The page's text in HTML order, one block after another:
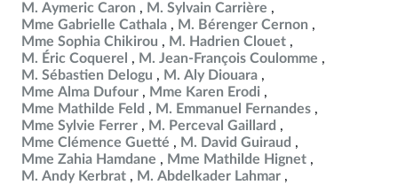
M. Aymeric Caron
M. Sylvain Carrière
Mme Gabrielle Cathala
M. Bérenger Cernon
Mme Sophia Chikirou
M. Hadrien Clouet
M. Éric Coquerel
M. Jean-François Coulomme
M. Sébastien Delogu
M. Aly Diouara
Mme Alma Dufour
Mme Karen Erodi
Mme Mathilde Feld
M. Emmanuel Fernandes
Mme Sylvie Ferrer
M. Perceval Gaillard
Mme Clémence Guetté
M. David Guiraud
Mme Zahia Hamdane
Mme Mathilde Hignet
M. Andy Kerbrat
M. Abdelkader Lahmar